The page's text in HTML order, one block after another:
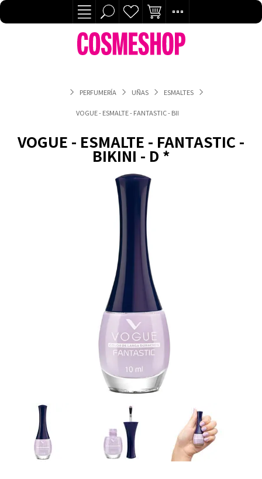
PERFUMERÍA UÑAS ESMALTES
VOGUE - ESMALTE - FANTASTIC - BIKINI - D *
VOGUE - ESMALTE - FANTASTIC -
BIKINI - D *